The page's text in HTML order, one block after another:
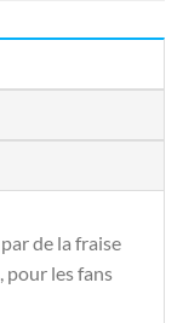
de la fraise
pour les fans